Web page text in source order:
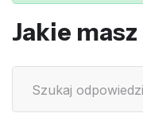
Jakie masz